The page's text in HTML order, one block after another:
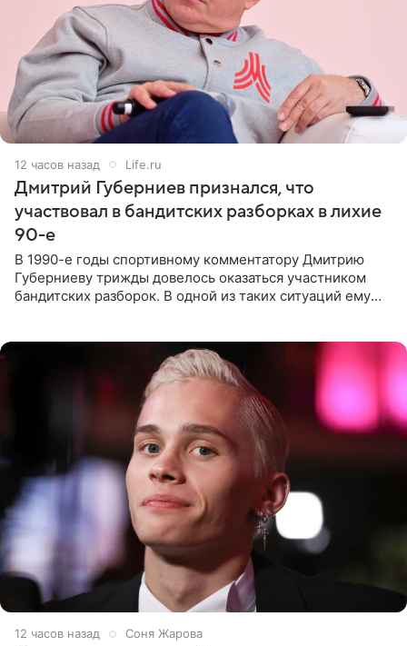
12 часов назад Life.ru
Дмитрий Губерниев признался, что
участвовал в бандитских разборках в лихие
90-е
В 1990-е годы спортивному комментатору Дмитрию
Губерниеву трижды довелось оказаться участником
бандитских разборок. В одной из таких ситуаций ему
12 часов назад Соня Жарова